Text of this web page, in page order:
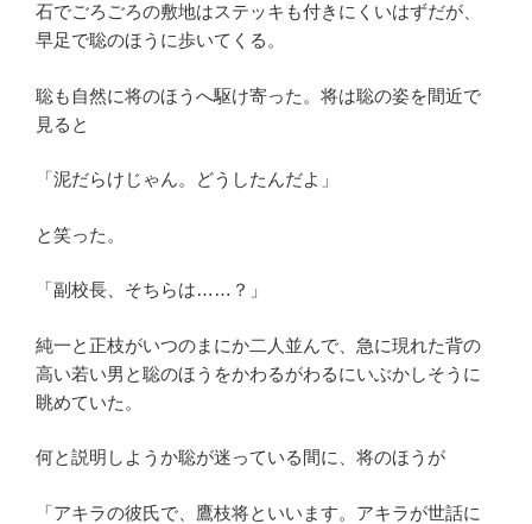
石でごろごろの敷地はステッキも付きにくいはずだが、
早足で聡のほうに歩いてくる。
聡も自然に将のほうへ駆け寄った。将は聡の姿を間近で
見ると
「泥だらけじゃん。どうしたんだよ」
と笑った。
「副校長、そちらは……？」
純一と正枝がいつのまにか二人並んで、急に現れた背の
高い若い男と聡のほうをかわるがわるにいぶかしそうに
眺めていた。
何と説明しようか聡が迷っている間に、将のほうが
「アキラの彼氏で、鷹枝将といいます。アキラが世話に